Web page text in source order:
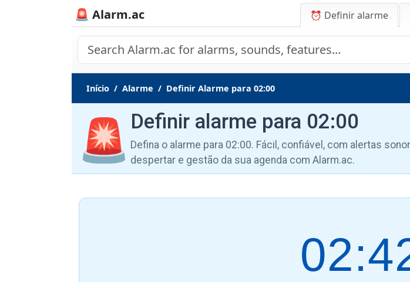
🚨 Alarm.ac ⏰ Definir alarme
Início Alarme Definir Alarme para 02:00
🚨 Definir alarme para 02:00
Defina o alarme para 02:00. Fácil, confiável, com alertas
despertar e gestão da sua agenda com Alarm.ac.